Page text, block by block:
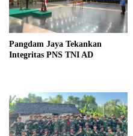
Pangdam Jaya Tekankan
Integritas PNS TNI AD